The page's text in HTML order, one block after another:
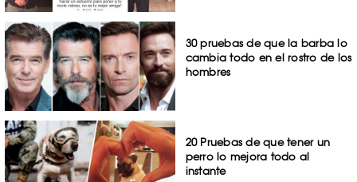
30 pruebas de que la barba lo
cambia todo en el rostro de los
hombres
20 Pruebas de que tener un
perro lo mejora todo al
instante